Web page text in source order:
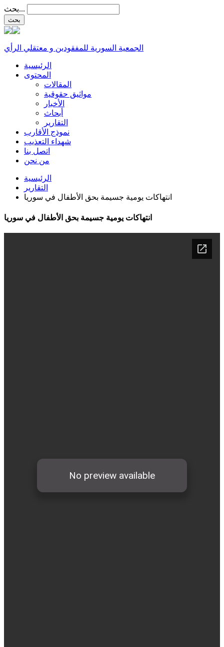
بحث...
الجمعية السورية للمفقودين و معتقلي الرأي
الرئيسية
المحتوى
المقالات
مواثيق حقوقية
الأخبار
أبحاث
التقارير
نموذج الأقارب
شهداء التعذيب
اتصل بنا
من نحن
الرئيسية
التقارير
انتهاكات يومية جسيمة بحق الأطفال في سوريا
انتهاكات يومية جسيمة بحق الأطفال في سوريا